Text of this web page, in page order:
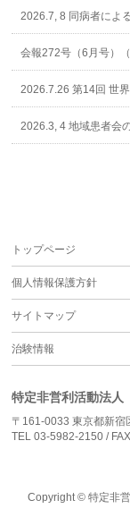
2026.7, 8 同病者によ
会報272号（6月号）
2026.7.26 第14回 世
2026.3, 4 地域患者会
トップページ
個人情報保護方針
サイトマップ
治験情報
特定非営利活動法
〒161-0033 東京都新宿
TEL 03-5982-2150 /
Copyright © 特定非